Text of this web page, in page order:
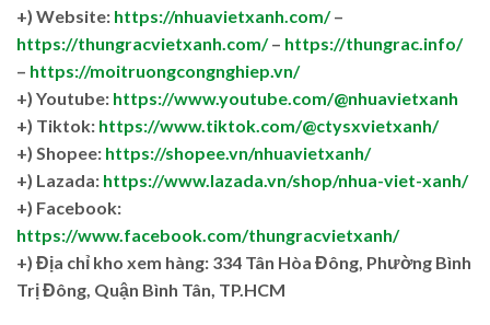
+) Website: https://nhuavietxanh.com/–
https://thungracvietxanh.com/– https://thungrac.info/
– https://moitruongcongnghiep.vn/
+) Youtube: https://www.youtube.com/@nhuavietxanh
+) Tiktok: https://www.tiktok.com/@ctysxvietxanh/
+) Shopee: https://shopee.vn/nhuavietxanh/
+) Lazada: https://www.lazada.vn/shop/nhua-viet-xanh/
+) Facebook:
https://www.facebook.com/thungracvietxanh/
+) Địa chỉ kho xem hàng: 334 Tân Hòa Đông, Phường Bình
Trị Đông, Quận Bình Tân, TP.HCM